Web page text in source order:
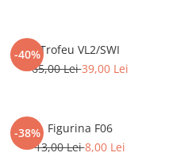
-40%Trofeu VL2/SWI
65,00 Lei39,00 Lei
-38% Figurina F06
13,00 Lei8,00 Lei